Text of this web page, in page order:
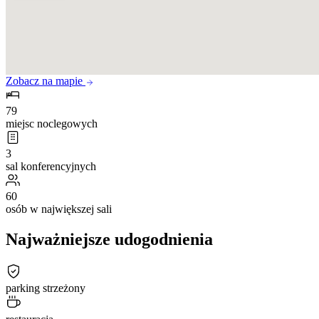
Zobacz na mapie
79
miejsc noclegowych
3
sal konferencyjnych
60
osób w największej sali
Najważniejsze udogodnienia
parking strzeżony